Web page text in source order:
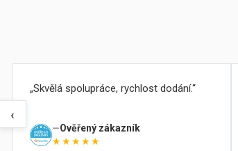
‹
Skvělá spolupráce, rychlost dodání.
Ověřený zákazník
★★★★★